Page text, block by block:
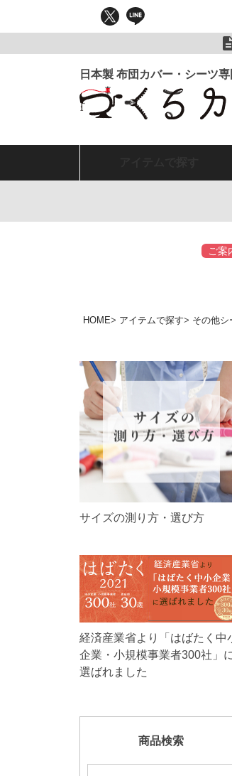
ご案
HOME アイテムで探す その他シ
サイズの測り方・選び方
経済産業省より「はばたく中
企業・小規模事業者300社」
選ばれました
商品検索